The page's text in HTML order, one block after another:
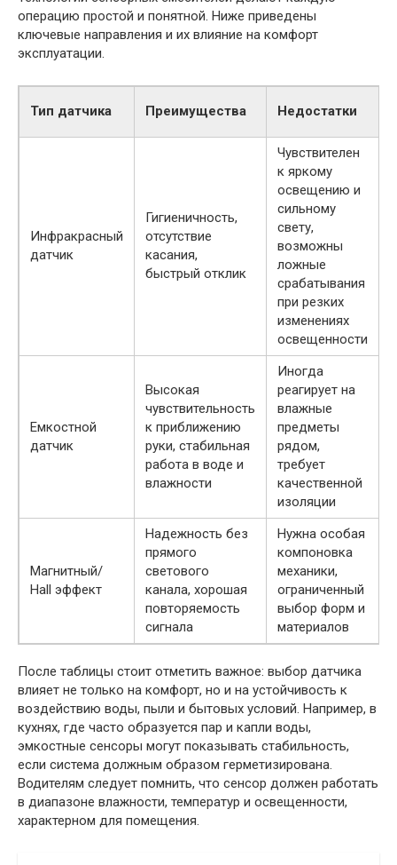
операцию простой и понятной. Ниже приведены
ключевые направления и их влияние на комфорт
эксплуатации.
Тип датчика Преимущества Недостатки
Инфракрасный
датчик
Гигиеничность,
отсутствие
касания,
быстрый отклик
Чувствителен
к яркому
освещению и
сильному
свету,
возможны
ложные
срабатывания
при резких
изменениях
освещенности
Емкостной
датчик
Высокая
чувствительность
к приближению
руки, стабильная
работа в воде и
влажности
Иногда
реагирует на
влажные
предметы
рядом,
требует
качественной
изоляции
Магнитный/
Hall эффект
Надежность без
прямого
светового
канала, хорошая
повторяемость
сигнала
Нужна особая
компоновка
механики,
ограниченный
выбор форм и
материалов
После таблицы стоит отметить важное: выбор датчика
влияет не только на комфорт, но и на устойчивость к
воздействию воды, пыли и бытовых условий. Например, в
кухнях, где часто образуется пар и капли воды,
эмкостные сенсоры могут показывать стабильность,
если система должным образом герметизирована.
Водителям следует помнить, что сенсор должен работать
в диапазоне влажности, температур и освещенности,
характерном для помещения.